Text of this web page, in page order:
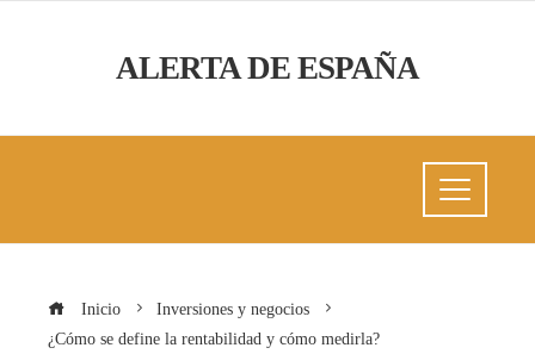
ALERTA DE ESPAÑA
Inicio
Inversiones y negocios
¿Cómo se define la rentabilidad y cómo medirla?